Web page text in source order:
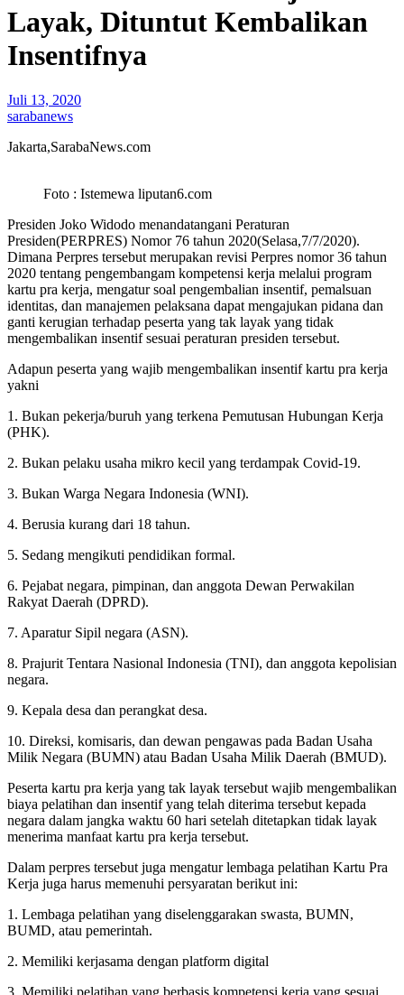
Layak, Dituntut Kembalikan
Insentifnya
Juli 13, 2020
sarabanews
Jakarta,SarabaNews.com
Foto : Istemewa liputan6.com
Presiden Joko Widodo menandatangani Peraturan
Presiden(PERPRES) Nomor 76 tahun 2020(Selasa,7/7/2020).
Dimana Perpres tersebut merupakan revisi Perpres nomor 36 tahun
2020 tentang pengembangam kompetensi kerja melalui program
kartu pra kerja, mengatur soal pengembalian insentif, pemalsuan
identitas, dan manajemen pelaksana dapat mengajukan pidana dan
ganti kerugian terhadap peserta yang tak layak yang tidak
mengembalikan insentif sesuai peraturan presiden tersebut.
Adapun peserta yang wajib mengembalikan insentif kartu pra kerja
yakni
1. Bukan pekerja/buruh yang terkena Pemutusan Hubungan Kerja
(PHK).
2. Bukan pelaku usaha mikro kecil yang terdampak Covid-19.
3. Bukan Warga Negara Indonesia (WNI).
4. Berusia kurang dari 18 tahun.
5. Sedang mengikuti pendidikan formal.
6. Pejabat negara, pimpinan, dan anggota Dewan Perwakilan
Rakyat Daerah (DPRD).
7. Aparatur Sipil negara (ASN).
8. Prajurit Tentara Nasional Indonesia (TNI), dan anggota kepolisian
negara.
9. Kepala desa dan perangkat desa.
10. Direksi, komisaris, dan dewan pengawas pada Badan Usaha
Milik Negara (BUMN) atau Badan Usaha Milik Daerah (BMUD).
Peserta kartu pra kerja yang tak layak tersebut wajib mengembalikan
biaya pelatihan dan insentif yang telah diterima tersebut kepada
negara dalam jangka waktu 60 hari setelah ditetapkan tidak layak
menerima manfaat kartu pra kerja tersebut.
Dalam perpres tersebut juga mengatur lembaga pelatihan Kartu Pra
Kerja juga harus memenuhi persyaratan berikut ini:
1. Lembaga pelatihan yang diselenggarakan swasta, BUMN,
BUMD, atau pemerintah.
2. Memiliki kerjasama dengan platform digital
3. Memiliki pelatihan yang berbasis kompetensi kerja yang sesuai